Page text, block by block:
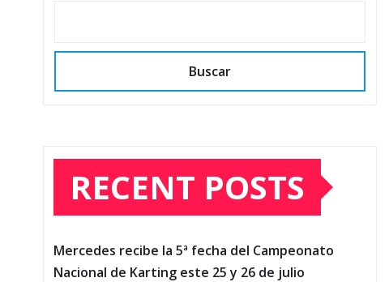
Buscar
RECENT POSTS
Mercedes recibe la 5ª fecha del Campeonato
Nacional de Karting este 25 y 26 de julio